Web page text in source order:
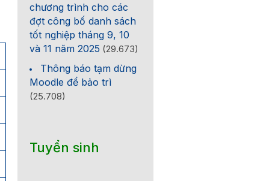
chương trình cho các
đợt công bố danh sách
tốt nghiệp tháng 9, 10
và 11 năm 2025 (29.673)
Thông báo tạm dừng
Moodle để bảo trì
(25.708)
Tuyển sinh